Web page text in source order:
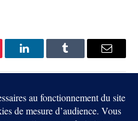
LinkedInTumblr Email